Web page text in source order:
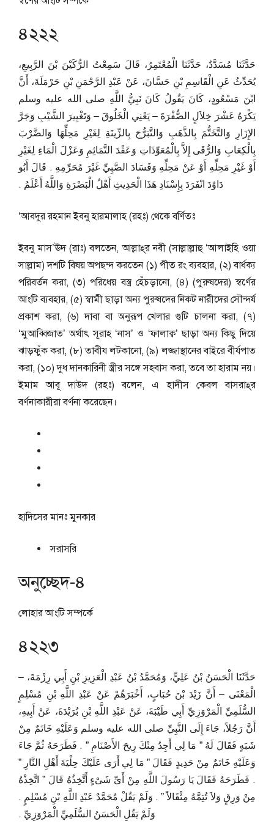
৪২২২
حَدَّثَنَا مُسَدَّدٌ، حَدَّثَنَا الْمُعْتَمِرُ، قَالَ سَمِعْتُ الرُّكَيْنَ بْنَ الرَّبِيعِ،
يُحَدِّثُ عَنِ الْقَاسِمِ بْنِ حَسَّانَ، عَنْ عَبْدِ الرَّحْمَنِ بْنِ حَرْمَلَةَ، أَنَّ
ابْنَ مَسْعُودٍ، كَانَ يَقُولُ كَانَ نَبِيُّ اللَّهِ صلى الله عليه وسلم
يَكْرَهُ عَشْرَ خِلاَلٍ الصُّفْرَةَ – يَعْنِي الْخَلُوقَ – وَتَغْيِيرَ الشَّيْبِ وَجَرَّ
الإِزَارِ وَالتَّخَتُّمَ بِالذَّهَبِ وَالتَّبَرُّجَ بِالزِّينَةِ لِغَيْرِ مَحِلِّهَا وَالضَّرْبَ
بِالْكِعَابِ وَالرُّقَى إِلاَّ بِالْمُعَوِّذَاتِ وَعَقْدَ التَّمَائِمِ وَعَزْلَ الْمَاءِ لِغَيْرِ
أَوْ غَيْرِ مَحِلِّهِ أَوْ عَنْ مَحِلِّهِ وَفَسَادَ الصَّبِيِّ غَيْرَ مُحَرِّمِهِ ‏.‏ قَالَ أَبُو
دَاوُدَ انْفَرَدَ بِإِسْنَادِ هَذَا الْحَدِيثِ أَهْلُ الْبَصْرَةِ وَاللَّهُ أَعْلَمُ ‏.‏
‘আবদুর রহমান ইবনু হারমালাহ (রহঃ) থেকে বর্ণিতঃ
ইবনু মাস’ঊদ (রাঃ) বলতেন, আল্লাহ্‌র নবী (সাল্লাল্লাহু ‘আলাইহি ওয়া
সাল্লাম) দশটি বিষয় অপছন্দ করতেন (১) পীত রং ব্যবহার, (২) বার্ধক্য
পরিবর্তন করা, (৩) পরিধেয় বস্ত্র হেঁচড়ানো, (৪) (পুরুষদের) স্বর্ণের
আংটি ব্যবহার, (৫) স্বামী ছাড়া অন্য পুরুষদের নিকট নারীদের সৌন্দর্য
প্রকাশ করা, (৬) দাবা বা অনুরূপ খেলার গুটি চালনা করা, (৭)
‘মুআব্বিজাত’ অর্থাৎ সূরাহ ‘নাস’ ও ‘ফালাক্ব’ ছাড়া অন্য কিছু দিয়ে
ঝাড়ফুঁক করা, (৮) তাবীয লটকানো, (৯) লজ্জাস্থানের বাইরে বীর্যপাত
করা, (১০) দুধ দানকারিনী স্ত্রীর সঙ্গে সহবাস করা, তবে তা হারাম নয়।
ইমাম আবূ দাউদ (রহঃ) বলেন, এ হাদীস কেবল বাসরাহ্‌র
বর্ণনাকারীরা বর্ণনা করেছেন।
হাদিসের মানঃমুনকার
সরাসরি
অনুচ্ছেদ-৪
লোহার আংটি সম্পর্কে
৪২২৩
حَدَّثَنَا الْحَسَنُ بْنُ عَلِيٍّ، وَمُحَمَّدُ بْنُ عَبْدِ الْعَزِيزِ بْنِ أَبِي رِزْمَةَ، –
الْمَعْنَى – أَنَّ زَيْدَ بْنَ حُبَابٍ، أَخْبَرَهُمْ عَنْ عَبْدِ اللَّهِ بْنِ مُسْلِمٍ
السُّلَمِيِّ الْمَرْوَزِيِّ أَبِي طَيْبَةَ، عَنْ عَبْدِ اللَّهِ بْنِ بُرَيْدَةَ، عَنْ أَبِيهِ،
أَنَّ رَجُلاً، جَاءَ إِلَى النَّبِيِّ صلى الله عليه وسلم وَعَلَيْهِ خَاتَمٌ مِنْ
شَبَهٍ فَقَالَ لَهُ ‏”‏ مَا لِي أَجِدُ مِنْكَ رِيحَ الأَصْنَامِ ‏”‏ ‏.‏ فَطَرَحَهُ ثُمَّ جَاءَ
وَعَلَيْهِ خَاتَمٌ مِنْ حَدِيدٍ فَقَالَ ‏”‏ مَا لِي أَرَى عَلَيْكَ حِلْيَةَ أَهْلِ النَّارِ ‏”‏
‏.‏ فَطَرَحَهُ فَقَالَ يَا رَسُولَ اللَّهِ مِنْ أَىِّ شَىْءٍ أَتَّخِذُهُ قَالَ ‏”‏ اتَّخِذْهُ
مِنْ وَرِقٍ وَلاَ تُتِمَّهُ مِثْقَالاً ‏”‏ ‏.‏ وَلَمْ يَقُلْ مُحَمَّدٌ عَبْدِ اللَّهِ بْنِ مُسْلِمٍ ‏.‏
وَلَمْ يَقُلِ الْحَسَنُ السُّلَمِيِّ الْمَرْوَزِيِّ ‏.‏